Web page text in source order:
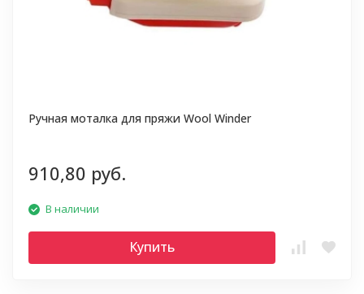
Ручная моталка для пряжи Wool Winder
910,80 руб.
В наличии
Купить